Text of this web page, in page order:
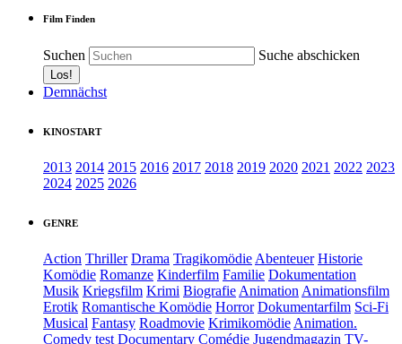
Film Finden
Suchen Suche abschicken
Demnächst
KINOSTART
2013 2014 2015 2016 2017 2018 2019 2020 2021 2022 2023
2024 2025 2026
GENRE
Action Thriller Drama Tragikomödie Abenteuer Historie
Komödie Romanze Kinderfilm Familie Dokumentation
Musik Kriegsfilm Krimi Biografie Animation Animationsfilm
Erotik Romantische Komödie Horror Dokumentarfilm Sci-Fi
Musical Fantasy Roadmovie Krimikomödie Animation.
Comedy test Documentary Comédie Jugendmagazin TV-